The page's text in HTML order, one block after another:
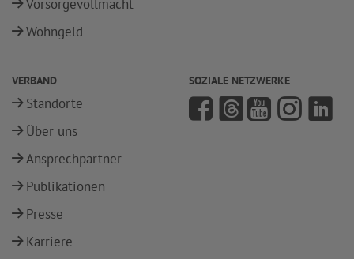
Vorsorgevollmacht
Wohngeld
VERBAND
Standorte
Über uns
Ansprechpartner
Publikationen
Presse
Karriere
SOZIALE NETZWERKE